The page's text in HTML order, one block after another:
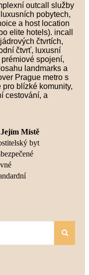
outcall služby
pobytech,
a host location
elite hotels). incall
čtvrtích,
čtvrť, luxusní
spojení,
landmarks a
Prague metro s
blízké komunity,
cestování, a
Místě
byt